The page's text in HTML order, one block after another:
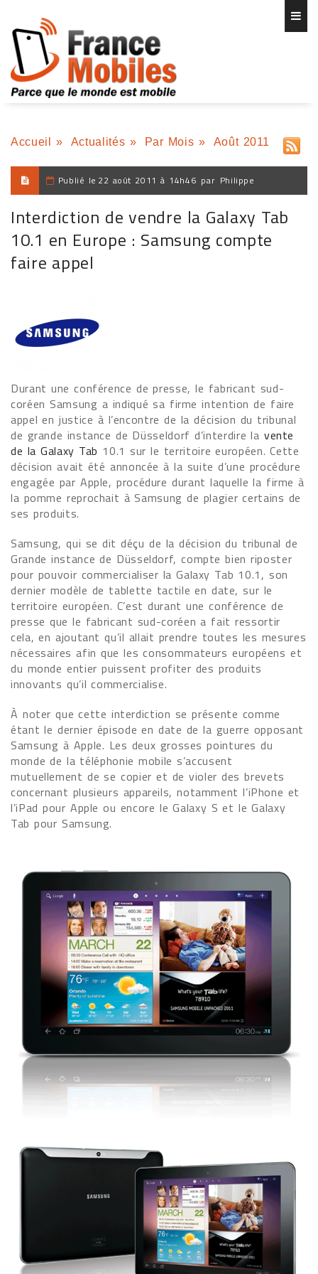
Accueil » Actualités » Par Mois » Août 2011
Publié le 22 août 2011 à 14h46 par Philippe
Interdiction de vendre la Galaxy Tab
10.1 en Europe : Samsung compte
faire appel
Durant une conférence de presse, le fabricant sud-
coréen Samsung a indiqué sa firme intention de faire
appel en justice à l’encontre de la décision du tribunal
de grande instance de Düsseldorf d’interdire la vente
de la Galaxy Tab 10.1 sur le territoire européen. Cette
décision avait été annoncée à la suite d’une procédure
engagée par Apple, procédure durant laquelle la firme à
la pomme reprochait à Samsung de plagier certains de
ses produits.
Samsung, qui se dit déçu de la décision du tribunal de
Grande instance de Düsseldorf, compte bien riposter
pour pouvoir commercialiser la Galaxy Tab 10.1, son
dernier modèle de tablette tactile en date, sur le
territoire européen. C’est durant une conférence de
presse que le fabricant sud-coréen a fait ressortir
cela, en ajoutant qu’il allait prendre toutes les mesures
nécessaires afin que les consommateurs européens et
du monde entier puissent profiter des produits
innovants qu’il commercialise.
À noter que cette interdiction se présente comme
étant le dernier épisode en date de la guerre opposant
Samsung à Apple. Les deux grosses pointures du
monde de la téléphonie mobile s’accusent
mutuellement de se copier et de violer des brevets
concernant plusieurs appareils, notamment l’iPhone et
l’iPad pour Apple ou encore le Galaxy S et le Galaxy
Tab pour Samsung.